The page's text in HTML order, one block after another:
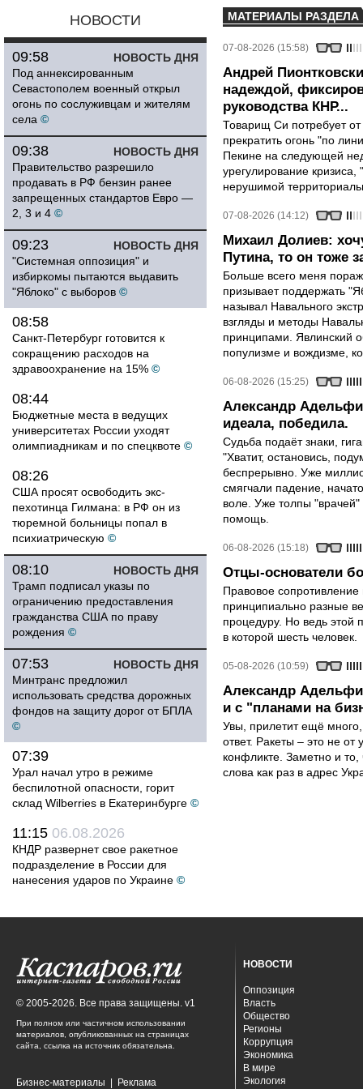
НОВОСТИ
НОВОСТЬ ДНЯ
09:58
Под аннексированным
Севастополем военный открыл
огонь по сослуживцам и жителям
села ©
НОВОСТЬ ДНЯ
09:38
Правительство разрешило
продавать в РФ бензин ранее
запрещенных стандартов Евро —
2, 3 и 4 ©
НОВОСТЬ ДНЯ
09:23
"Системная оппозиция" и
избиркомы пытаются выдавить
"Яблоко" с выборов ©
08:58
Санкт-Петербург готовится к
сокращению расходов на
здравоохранение на 15% ©
08:44
Бюджетные места в ведущих
университетах России уходят
олимпиадникам и по спецквоте ©
08:26
США просят освободить экс-
пехотинца Гилмана: в РФ он из
тюремной больницы попал в
психиатрическую ©
НОВОСТЬ ДНЯ
08:10
Трамп подписал указы по
ограничению предоставления
гражданства США по праву
рождения ©
НОВОСТЬ ДНЯ
07:53
Минтранс предложил
использовать средства дорожных
фондов на защиту дорог от БПЛА
©
07:39
Урал начал утро в режиме
беспилотной опасности, горит
склад Wilberries в Екатеринбурге ©
11:15 06.08.2026
КНДР развернет свое ракетное
подразделение в России для
нанесения ударов по Украине ©
МАТЕРИАЛЫ РАЗДЕЛА
07-08-2026 (15:58)
Андрей
надеждой,
руководства КНР...
Товарищ Си потребует
прекратить огонь "по
Пекине на следующей
урегулирование
нерушимой
07-08-2026 (14:12)
Михаил Долиев:
Путина, то он тоже
Больше всего меня
призывает поддержать
называл Навального
взгляды и методы
принципами. Явлинский
популизме и вождизме,
06-08-2026 (15:25)
Александр
идеала, победила.
Судьба подаёт знаки,
"Хватит, остановись,
беспрерывно. Уже
смягчали падение,
воле. Уже толпы
помощь.
06-08-2026 (15:18)
Отцы-основатели
Правовое
принципиально разные
процедуру. Но ведь этой
в которой шесть человек.
05-08-2026 (10:59)
Александр
и с "планами на
Увы, прилетит ещё
ответ. Ракеты – это не от
конфликте. Заметно и
слова как раз в адрес
© 2005-2026. Все права защищены. v1
При полном или частичном использовании
материалов, опубликованных на страницах
сайта, ссылка на источник обязательна.
Бизнес-материалы Реклама
НОВОСТИ
Оппозиция
Власть
Общество
Регионы
Коррупция
Экономика
В мире
Экология